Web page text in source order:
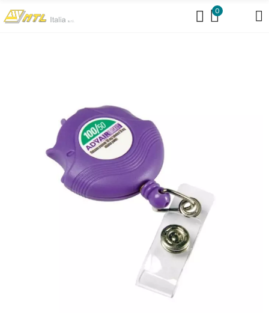
0
https://www.mtlit.it/bustine-portanomi/
https://www.mtlit.it/collarini-
portabadge/